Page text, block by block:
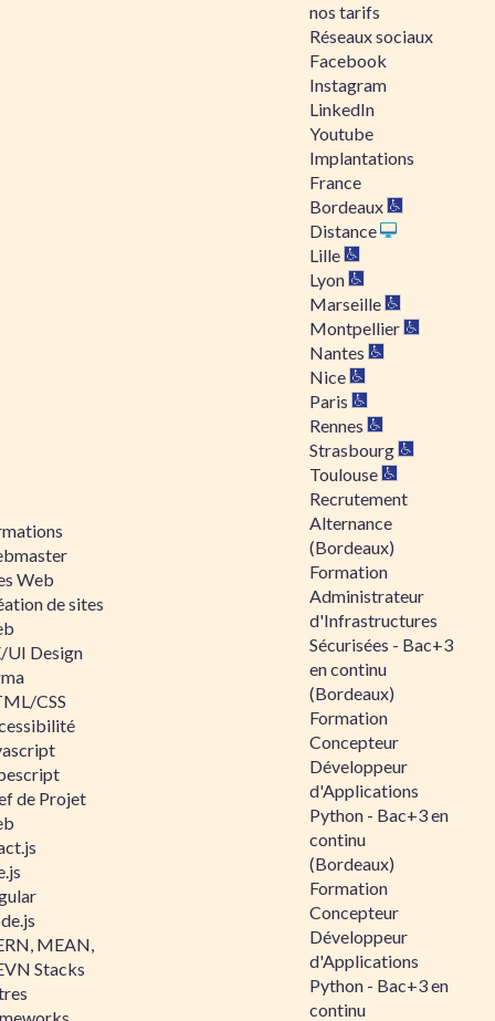
Web
de sites
UI Design
CSS
de Projet
MEAN,
Stacks
nos tarifs
Réseaux sociaux
Facebook
Instagram
LinkedIn
Youtube
Implantations
France
Bordeaux
Distance
Lille
Lyon
Marseille
Montpellier
Nantes
Nice
Paris
Rennes
Strasbourg
Toulouse
Recrutement
Alternance
(Bordeaux)
Formation
Administrateur
d'Infrastructures
Sécurisées - Bac+3
en continu
(Bordeaux)
Formation
Concepteur
Développeur
d'Applications
Python - Bac+3 en
continu
(Bordeaux)
Formation
Concepteur
Développeur
d'Applications
Python - Bac+3 en
continu